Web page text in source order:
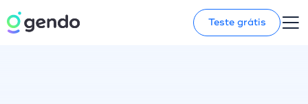
Teste grátis